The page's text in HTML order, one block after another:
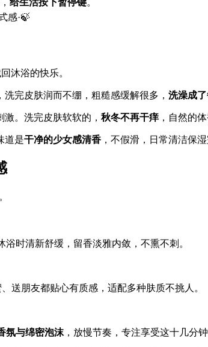
给生活按下暂停键。
沐浴的快乐。
完皮肤润而不绷，粗糙感缓解很多， 洗澡成
。洗完皮肤软软的， 秋冬不再干痒，自然的
道是干净的少女感清香 ，不假滑，日常清洁保
浴时清新舒缓，留香淡雅内敛，不熏不刺。
、送朋友都贴心有质感，适配多种肤质不挑人。
氛与绵密泡沫 ，放慢节奏，专注享受这十几分